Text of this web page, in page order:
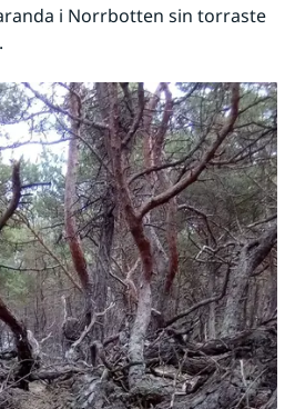
i Norrbotten sin torraste